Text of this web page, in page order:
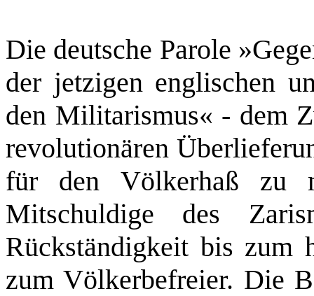
Die deutsche Parole
der jetzigen englischen
den Militarismus« ‑ dem
revolutionären
für den Völkerhaß zu
Mitschuldige des
Rückständigkeit bis zum
zum Völkerbefreier. Die